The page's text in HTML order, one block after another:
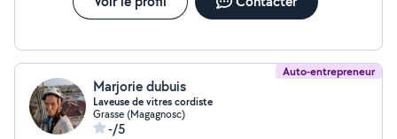
Auto-entrepreneur
Marjorie dubuis
Laveuse de vitres cordiste
Grasse (Magagnosc)
-/5